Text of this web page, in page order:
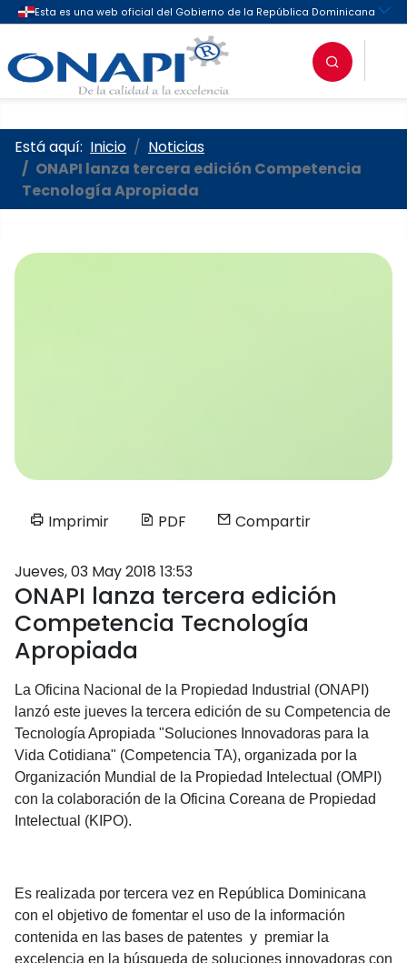
Oficina Nacional de la
Está aquí: Inicio
Noticias
ONAPI lanza tercera edición Competencia
Tecnología Apropiada
Imprimir PDF Compartir
Jueves, 03 May 2018 13:53
ONAPI lanza tercera edición
Competencia Tecnología
Apropiada
La Oficina Nacional de la Propiedad Industrial (ONAPI)
lanzó este jueves la tercera edición de su Competencia de
Tecnología Apropiada "Soluciones Innovadoras para la
Vida Cotidiana" (Competencia TA), organizada por la
Organización Mundial de la Propiedad Intelectual (OMPI)
con la colaboración de la Oficina Coreana de Propiedad
Intelectual (KIPO).
Es realizada por tercera vez en República Dominicana
con el objetivo de fomentar el uso de la información
contenida en las bases de patentes y premiar la
excelencia en la búsqueda de soluciones innovadoras con